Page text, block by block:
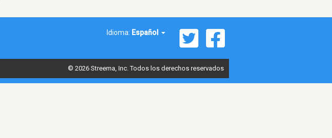
Idioma: Español
© 2026 Streema, Inc. Todos los derechos reservados